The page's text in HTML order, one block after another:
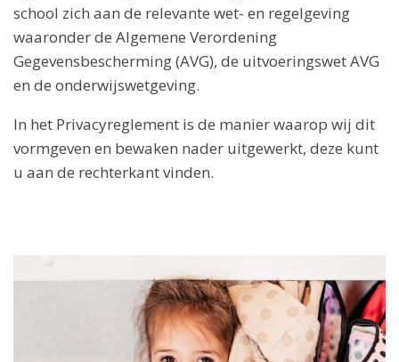
school zich aan de relevante wet- en regelgeving
waaronder de Algemene Verordening
Gegevensbescherming (AVG), de uitvoeringswet AVG
en de onderwijswetgeving.
In het Privacyreglement is de manier waarop wij dit
vormgeven en bewaken nader uitgewerkt, deze kunt
u aan de rechterkant vinden.